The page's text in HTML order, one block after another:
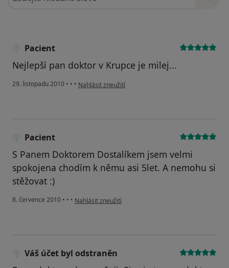
Pacient
Nejlepší pan doktor v Krupce je milej...
29. listopadu 2010 • • • podle názoru uživatele Pacient
Nahlásit zneužití
Pacient
S Panem Doktorem Dostalíkem jsem velmi
spokojena chodím k němu asi 5let. A nemohu si
stěžovat :)
8. července 2010 • • • podle názoru uživatele Pacient
Nahlásit zneužití
Váš účet byl odstraněn